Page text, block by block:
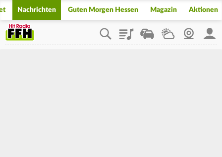
Nachrichten Guten Morgen Hessen Magazin Aktionen
PlaylistStaupilotWetterWebcam